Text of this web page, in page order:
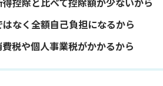
控除と比べて控除額が少ないから
なく全額自己負担になるから
税や個人事業税がかかるから